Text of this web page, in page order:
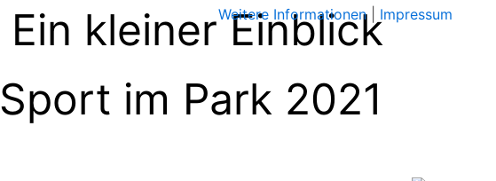
Ein kleiner Einblick
Sport im Park 2021
Weitere Informationen| Impressum